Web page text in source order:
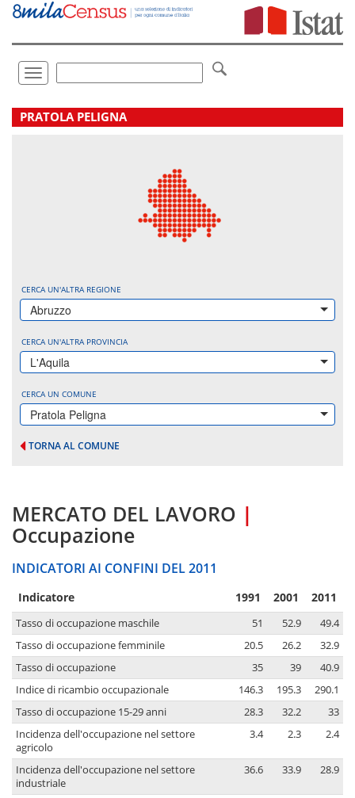
Vai
direttamente
Toggle
navigation
.
PRATOLA PELIGNA
CERCA UN'ALTRA REGIONE
Abruzzo
CERCA UN'ALTRA PROVINCIA
L'Aquila
CERCA UN COMUNE
Pratola Peligna
TORNA AL COMUNE
MERCATO DEL LAVORO |
Occupazione
INDICATORI AI CONFINI DEL 2011
Indicatore 1991 2001 2011
Tasso di occupazione maschile 51 52.9
49.4
Tasso di occupazione femminile
20.5 26.2
32.9
Tasso di occupazione
35 39
40.9
Indice di ricambio occupazionale
146.3 195.3
290.1
Tasso di occupazione 15-29 anni
28.3 32.2
33
Incidenza dell'occupazione nel settore
agricolo
3.4 2.3 2.4
Incidenza dell'occupazione nel settore
industriale
36.6 33.9 28.9